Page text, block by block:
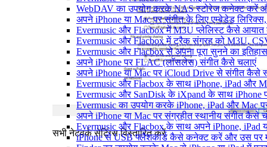
WebDAV का उपयोग करके NAS स्टोरेज कनेक्ट करें
अपने iPhone या Mac पर संगीत के लिए एम्बेडेड
Evermusic और Flacbox में M3U प्लेलिस्ट कैसे आयात
Evermusic और Flacbox में ट्रैक संग्रह को M3U,
Evermusic और Flacbox से अपना पूरा सुनने का इतिहास
अपने iPhone पर FLAC (लॉसलेस) संगीत कैसे चलाएं
अपने iPhone या Mac पर iCloud Drive से संगीत कैसे
Evermusic और Flacbox के साथ iPhone, iPad और
Evermusic और SanDisk के iXpand के साथ iPhone
Evermusic का उपयोग करके iPhone, iPad और Mac
अपने iPhone या Mac पर संग्रहीत स्थानीय संगीत कैसे
Evermusic और Flacbox के साथ अपने iPhone, iPad
iPhone से USB फ्लैशकार्ड कैसे कनेक्ट करें और उस पर
सभी नेटवर्क सेटिंग्स विस्तारित करें